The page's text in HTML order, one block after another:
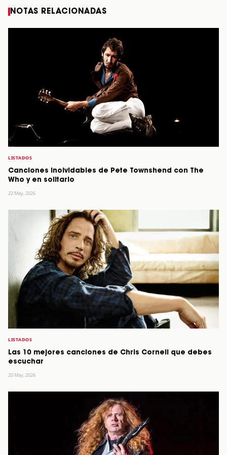
NOTAS RELACIONADAS
LISTADOS
Canciones inolvidables de Pete Townshend con The
Who y en solitario
22 May, 2026
LISTADOS
Las 10 mejores canciones de Chris Cornell que debes
escuchar
20 May, 2026